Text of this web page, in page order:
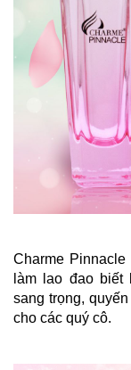
Charme Pinnacle
làm lao đao
sang trọng,
cho các quý cô.